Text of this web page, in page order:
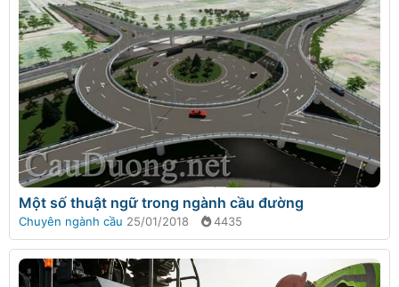
Một số thuật ngữ trong ngành cầu đường
Chuyên ngành cầu 25/01/2018 4435